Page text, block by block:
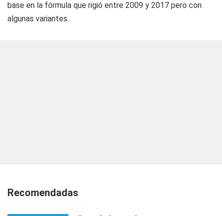
base en la fórmula que rigió entre 2009 y 2017 pero con
algunas variantes.
Recomendadas